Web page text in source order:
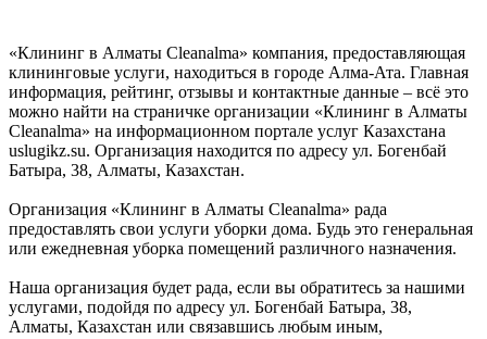
«Клининг в Алматы Cleanalma» компания, предоставляющая
клининговые услуги, находиться в городе Алма-Ата. Главная
информация, рейтинг, отзывы и контактные данные – всё это
можно найти на страничке организации «Клининг в Алматы
Cleanalma» на информационном портале услуг Казахстана
uslugikz.su. Организация находится по адресу ул. Богенбай
Батыра, 38, Алматы, Казахстан.
Организация «Клининг в Алматы Cleanalma» рада
предоставлять свои услуги уборки дома. Будь это генеральная
или ежедневная уборка помещений различного назначения.
Наша организация будет рада, если вы обратитесь за нашими
услугами, подойдя по адресу ул. Богенбай Батыра, 38,
Алматы, Казахстан или связавшись любым иным,